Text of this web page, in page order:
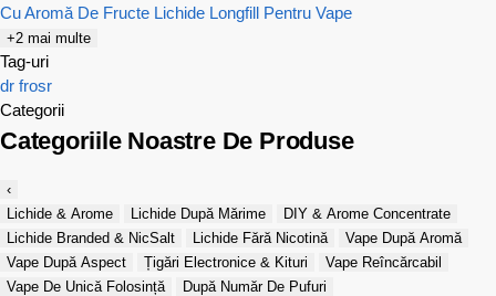
Cu Aromă De Fructe Lichide Longfill Pentru Vape
+2 mai multe
Tag-uri
dr frosr
Categorii
Categoriile Noastre De Produse
‹
Lichide & Arome
Lichide După Mărime
DIY & Arome Concentrate
Lichide Branded & NicSalt
Lichide Fără Nicotină
Vape După Aromă
Vape După Aspect
Țigări Electronice & Kituri
Vape Reîncărcabil
Vape De Unică Folosință
După Număr De Pufuri